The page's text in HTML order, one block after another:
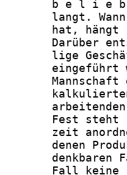
b e l i e
langt.
hat, hängt
Darüber
lige
eingeführt
Mannschaft
Fest steht
zeit
denen
denkbaren
Fall keine